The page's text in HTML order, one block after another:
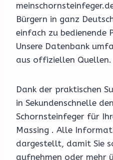
Bürgern in ganz
einfach zu
Unsere Datenbank
aus offiziellen Quellen.
Dank der praktischen
in Sekundenschnelle
Schornsteinfeger für
Massing . Alle
dargestellt, damit Sie
aufnehmen oder mehr